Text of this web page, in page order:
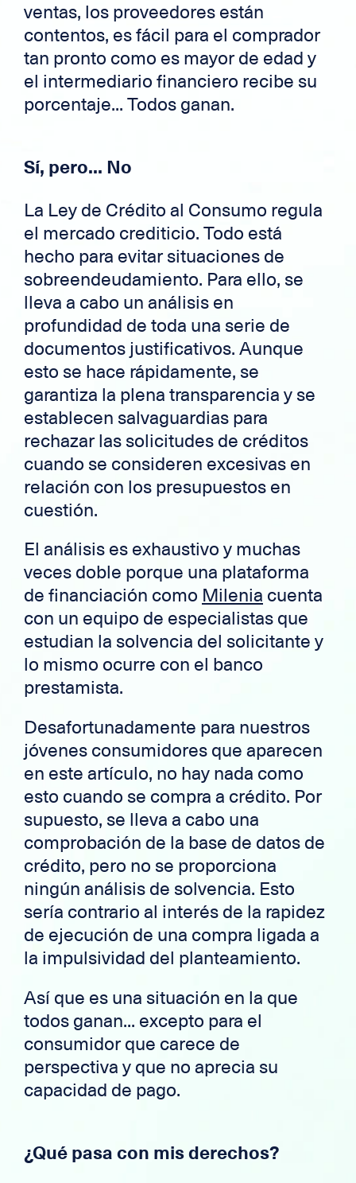
ventas, los proveedores están
contentos, es fácil para el comprador
tan pronto como es mayor de edad y
el intermediario financiero recibe su
porcentaje... Todos ganan.
Sí, pero... No
La Ley de Crédito al Consumo regula
el mercado crediticio. Todo está
hecho para evitar situaciones de
sobreendeudamiento. Para ello, se
lleva a cabo un análisis en
profundidad de toda una serie de
documentos justificativos. Aunque
esto se hace rápidamente, se
garantiza la plena transparencia y se
establecen salvaguardias para
rechazar las solicitudes de créditos
cuando se consideren excesivas en
relación con los presupuestos en
cuestión.
El análisis es exhaustivo y muchas
veces doble porque una plataforma
de financiación como Milenia cuenta
con un equipo de especialistas que
estudian la solvencia del solicitante y
lo mismo ocurre con el banco
prestamista.
Desafortunadamente para nuestros
jóvenes consumidores que aparecen
en este artículo, no hay nada como
esto cuando se compra a crédito. Por
supuesto, se lleva a cabo una
comprobación de la base de datos de
crédito, pero no se proporciona
ningún análisis de solvencia. Esto
sería contrario al interés de la rapidez
de ejecución de una compra ligada a
la impulsividad del planteamiento.
Así que es una situación en la que
todos ganan... excepto para el
consumidor que carece de
perspectiva y que no aprecia su
capacidad de pago.
¿Qué pasa con mis derechos?